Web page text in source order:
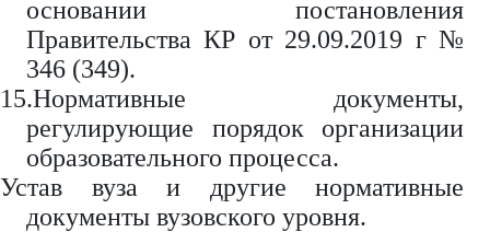
основании постановления
Правительства КР от 29.09.2019 г №
346 (349).
15.Нормативные документы,
регулирующие порядок организации
образовательного процесса.
Устав вуза и другие нормативные
документы вузовского уровня.